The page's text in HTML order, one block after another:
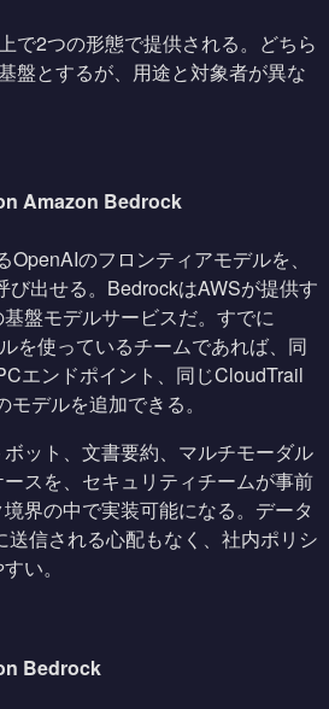
で2つの形態で提供される。どちら
盤とするが、用途と対象者が異な
Amazon Bedrock
のフロンティアモデルを、
び出せる。BedrockはAWSが提供す
盤モデルサービスだ。すでに
を使っているチームであれば、同
エンドポイント、同じCloudTrail
デルを追加できる。
ット、文書要約、マルチモーダル
スを、セキュリティチームが事前
界の中で実装可能になる。データ
送信される心配もなく、社内ポリシ
い。
Bedrock